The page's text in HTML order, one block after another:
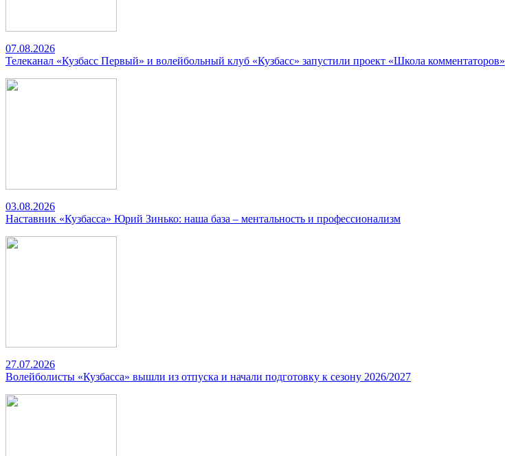
07.08.2026
Телеканал «Кузбасс Первый» и волейбольный клуб «Кузбасс» запустили проект «Школа комментаторов»
03.08.2026
Наставник «Кузбасса» Юрий Зинько: наша база – ментальность и профессионализм
27.07.2026
Волейболисты «Кузбасса» вышли из отпуска и начали подготовку к сезону 2026/2027